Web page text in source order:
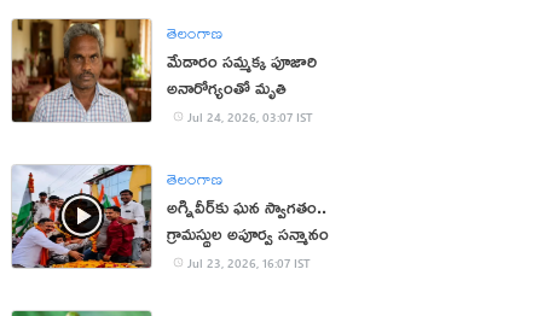
తెలంగాణ
మేడారం సమ్మక్క పూజారి
అనారోగ్యంతో మృతి
Jul 24, 2026, 03:07 IST
తెలంగాణ
అగ్నివీర్‌కు ఘన స్వాగతం..
గ్రామస్థుల అపూర్వ సన్మానం
Jul 23, 2026, 16:07 IST